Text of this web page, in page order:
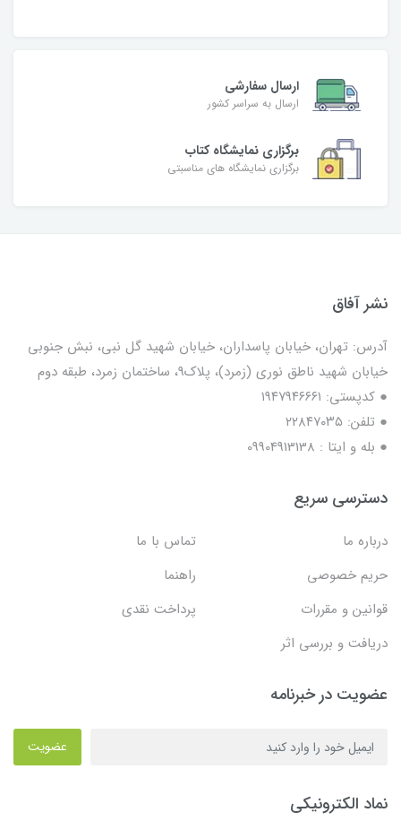
ارسال سفارشی
ارسال به سراسر کشور
برگزاری نمایشگاه کتاب
برگزاری نمایشگاه های مناسبتی
نشر آفاق
آدرس: تهران، خیابان پاسداران، خیابان شهید گل نبی، نبش جنوبی
خیابان شهید ناطق نوری (زمرد)، پلاک9، ساختمان زمرد، طبقه دوم
● کدپستی: ۱۹۴۷۹۴۶۶۶۱
● تلفن: ٢٢٨۴٧۰۳۵
● بله و ایتا : 09904913138
دسترسی سریع
درباره ما
تماس با ما
حریم خصوصی
راهنما
قوانین و مقررات
پرداخت نقدی
دریافت و بررسی اثر
عضویت در خبرنامه
عضویت
نماد الکترونیکی